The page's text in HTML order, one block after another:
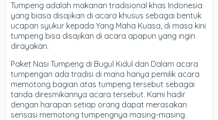
Tumpeng adalah makanan tradisional khas Indonesia
yang biasa disajikan di acara khusus sebagai bentuk
ucapan syukur kepada Yang Maha Kuasa, di masa kini
tumpeng bisa disajikan di acara apapun yang ingin
dirayakan.
Paket Nasi Tumpeng di Bugul Kidul dan Dalam acara
tumpengan ada tradisi di mana hanya pemilik acara
memotong bagian atas tumpeng tersebut sebagai
tanda diresmikannya acara tersebut. Kami hadir
dengan harapan setiap orang dapat merasakan
sensasi memotong tumpengnya masing-masing.